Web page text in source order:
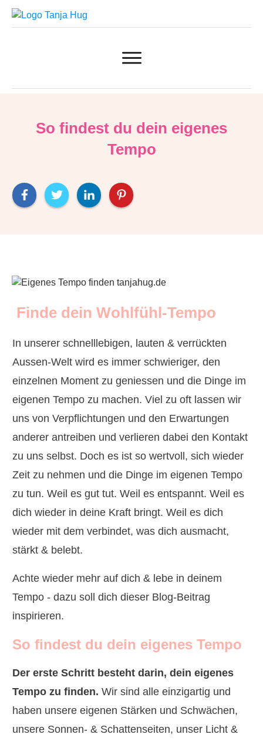
So findest du dein eigenes
Tempo
Finde dein Wohlfühl-Tempo
In unserer schnelllebigen, lauten & verrückten
Aussen-Welt wird es immer schwieriger, den
einzelnen Moment zu geniessen und die Dinge im
eigenen Tempo zu machen. Viel zu oft lassen wir
uns von Verpflichtungen und den Erwartungen
anderer antreiben und verlieren dabei den Kontakt
zu uns selbst. Doch es ist so wertvoll, sich wieder
Zeit zu nehmen und die Dinge im eigenen Tempo
zu tun. Weil es gut tut. Weil es entspannt. Weil es
dich wieder in deine Kraft bringt. Weil es dich
wieder mit dem verbindet, was dich ausmacht,
stärkt & belebt.
Achte wieder mehr auf dich & lebe in deinem
Tempo - dazu soll dich dieser Blog-Beitrag
inspirieren.
So findest du dein eigenes Tempo
Der erste Schritt besteht darin, dein eigenes
Tempo zu finden. Wir sind alle einzigartig und
haben unsere eigenen Stärken und Schwächen,
unsere Sonnen- & Schattenseiten, unser Licht &